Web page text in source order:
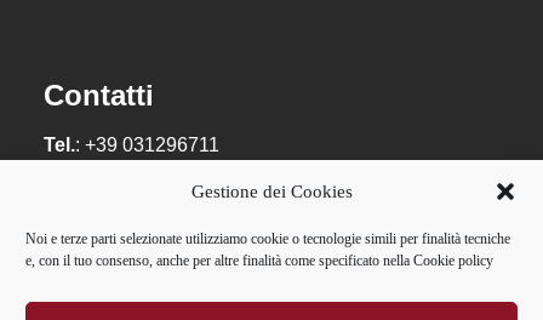
Gestione dei Cookies
Noi e terze parti selezionate utilizziamo cookie o tecnologie simili per finalità tecniche
e, con il tuo consenso, anche per altre finalità come specificato nella Cookie policy
Contatti
Tel.: +39 031296711
info@guanellacomo.it
Casa Divina Provvidenza – Opera don Guanella